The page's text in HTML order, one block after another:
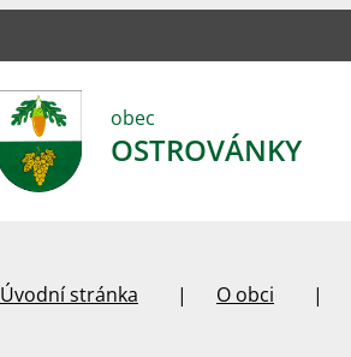
obec
OSTROVÁNKY
Úvodní stránka O obci